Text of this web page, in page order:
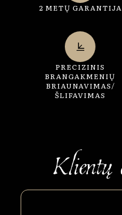
2 METŲ GARANTIJA
PRECIZINIS
BRANGAKMENIŲ
BRIAUNAVIMAS/
ŠLIFAVIMAS